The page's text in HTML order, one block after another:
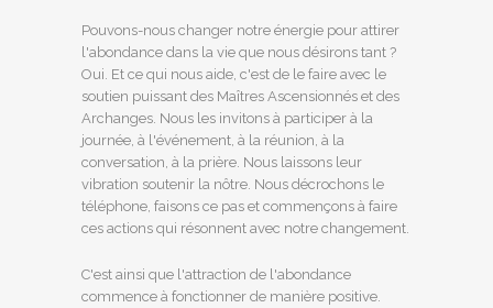
Pouvons-nous changer notre énergie pour attirer
l'abondance dans la vie que nous désirons tant ?
Oui. Et ce qui nous aide, c'est de le faire avec le
soutien puissant des Maîtres Ascensionnés et des
Archanges. Nous les invitons à participer à la
journée, à l'événement, à la réunion, à la
conversation, à la prière. Nous laissons leur
vibration soutenir la nôtre. Nous décrochons le
téléphone, faisons ce pas et commençons à faire
ces actions qui résonnent avec notre changement.
C'est ainsi que l'attraction de l'abondance
commence à fonctionner de manière positive.